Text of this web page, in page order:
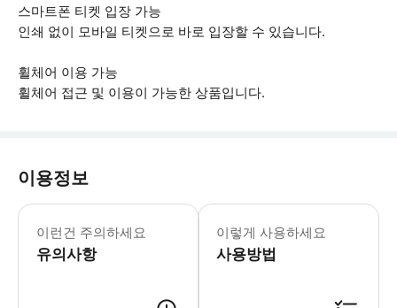
스마트폰 티켓 입장 가능
인쇄 없이 모바일 티켓으로 바로 입장할 수 있습니다.
휠체어 이용 가능
휠체어 접근 및 이용이 가능한 상품입니다.
이용정보
이런건 주의하세요
유의사항
▶ 꼭 알아두세요 * 숙소에 대한 가이
이렇게 사용하세요
사용방법